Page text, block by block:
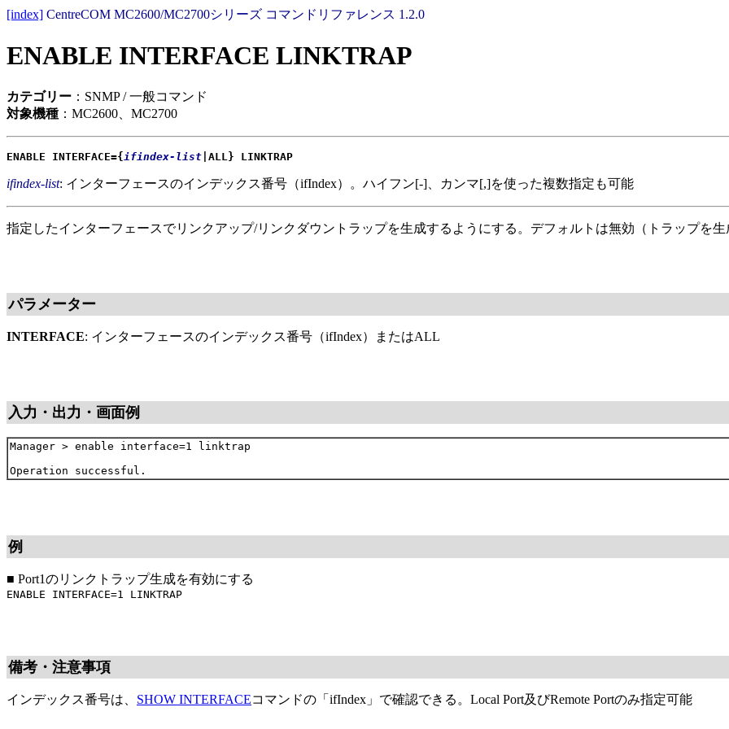
[index] CentreCOM MC2600/MC2700シリーズ コマンドリファレンス 1.2.0
ENABLE INTERFACE LINKTRAP
カテゴリー ：SNMP / 一般コマンド
対象機種 ：MC2600、MC2700
ENABLE INTERFACE={ ifindex-list |ALL} LINKTRAP
ifindex-list: インターフェースのインデックス番号（ifIndex）。ハイフン[-]、カンマ[,]を使った複数指定も可能
指定したインターフェースでリンクアップ/リンクダウントラップを生成するようにする。デフォルトは無効（トラップを生
パラメーター
INTERFACE: インターフェースのインデックス番号（ifIndex）またはALL
入力・出力・画面例
Manager > enable interface=1 linktrap
例
■ Port1のリンクトラップ生成を有効にする
ENABLE INTERFACE=1 LINKTRAP
備考・注意事項
インデックス番号は、 SHOW INTERFACEコマンドの「ifIndex」で確認できる。Local Port及びRemote Portのみ指定可能